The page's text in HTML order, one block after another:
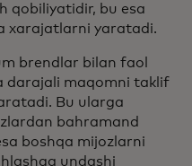
qobiliyatidir, bu esa
xarajatlarni yaratadi.
brendlar bilan faol
darajali maqomni taklif
Bu ularga
bahramand
boshqa mijozlarni
undashi